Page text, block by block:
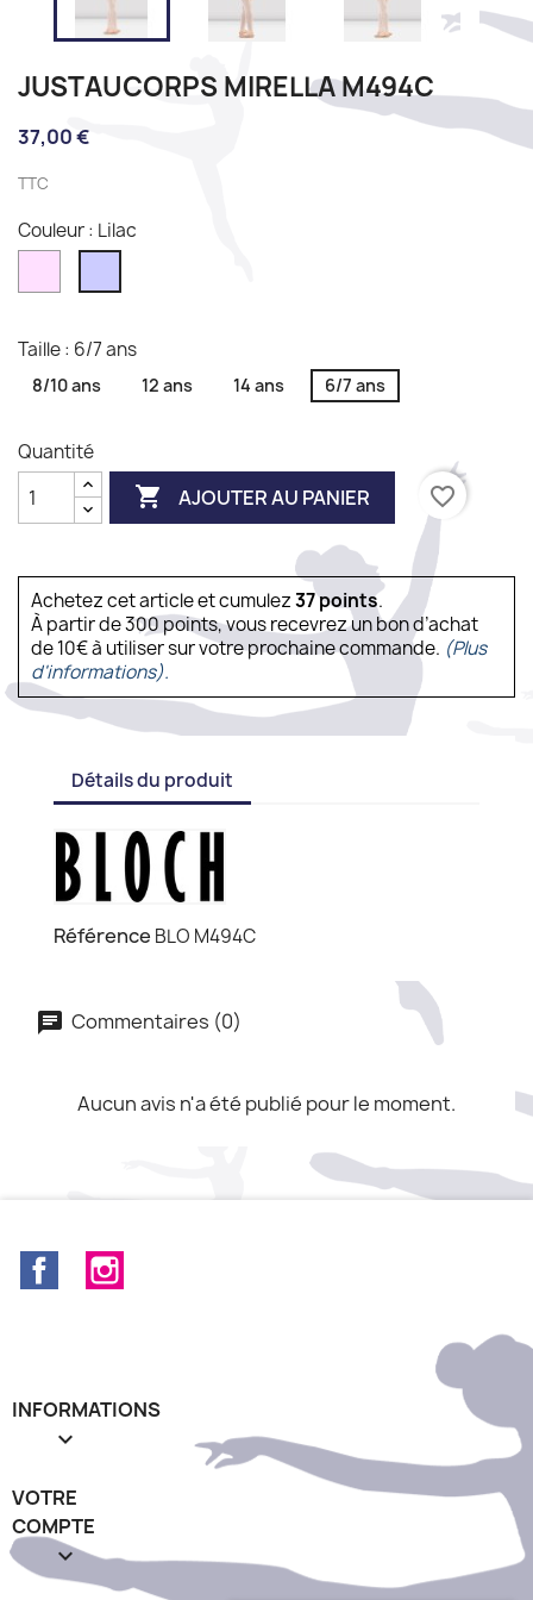
JUSTAUCORPS MIRELLA M494C
37,00 €
TTC
Couleur : Lilac
Taille : 6/7 ans
8/10 ans 12 ans 14 ans 6/7 ans
Quantité
 AJOUTER AU PANIER favorite_border
Achetez cet article et cumulez37points.
À partir de 300 points, vous recevrez un bon d’achat
de 10€ à utiliser sur votre prochaine commande. (Plus
d'informations).
Détails du produit
Référence BLO M494C
Commentaires (0)
Aucun avis n'a été publié pour le moment.
Facebook
INFORMATIONS

VOTRE
COMPTE
